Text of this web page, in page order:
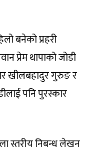
बनेको प्रहरी
प्रेम थापाको जोडी
खीलबहादुर गुरुङ र
पनि पुरस्कार